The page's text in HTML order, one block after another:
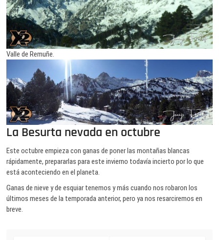
Valle de Remuñe.
La Besurta nevada en octubre
Este octubre empieza con ganas de poner las montañas blancas
rápidamente, prepararlas para este invierno todavía incierto por lo que
está aconteciendo en el planeta.
Ganas de nieve y de esquiar tenemos y más cuando nos robaron los
últimos meses de la temporada anterior, pero ya nos resarciremos en
breve.